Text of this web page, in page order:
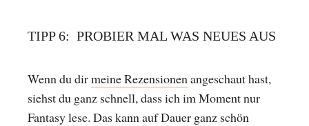
TIPP 6: PROBIER MAL WAS NEUES AUS
Wenn du dirmeine Rezensionen angeschaut hast,
siehst du ganz schnell, dass ich im Moment nur
Fantasy lese. Das kann auf Dauer ganz schön